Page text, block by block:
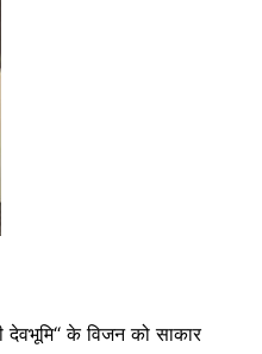
देवभूमि“ के विजन को साकार